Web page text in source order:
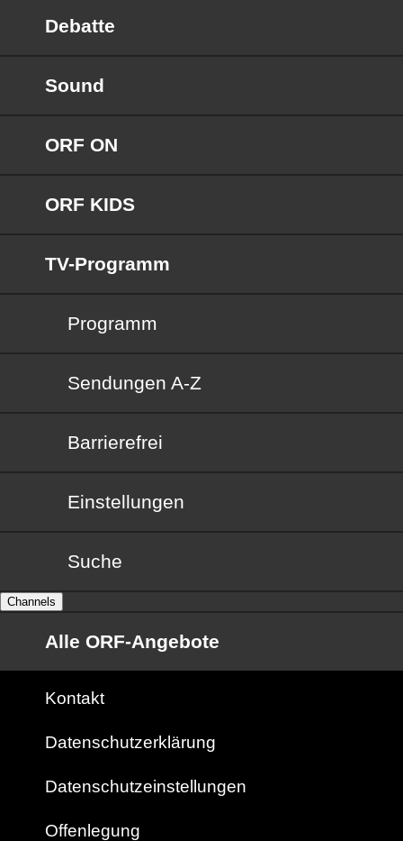
Debatte
Sound
ORF ON
ORF KIDS
TV-Programm
Programm
Sendungen von A bis Z
Sendungen A-Z
Barrierefrei
Barrierefrei
Einstellungen
Suche
Channels
Alle ORF-Angebote
Kontakt
Datenschutzerklärung
Datenschutzeinstellungen
Offenlegung